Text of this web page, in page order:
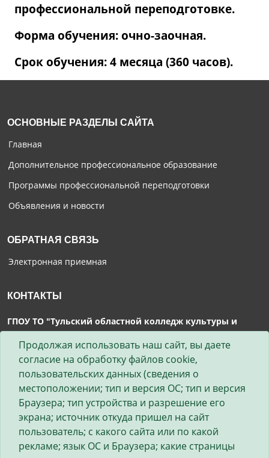
профессиональной переподготовке.
Форма обучения: очно-заочная.
Срок обучения: 4 месяца (360 часов).
ОСНОВНЫЕ РАЗДЕЛЫ САЙТА
Главная
Дополнительное профессиональное образование
Программы профессиональной переподготовки
Объявления и новости
ОБРАТНАЯ СВЯЗЬ
Электронная приемная
КОНТАКТЫ
ГПОУ ТО "Тульский областной колледж культуры и
300041 г.Тула, проспект Ленина, 36
Отделение заочного обучения и дополнительного
профессионального образования (кабинет 28)
Заведующая: Пронина Ольга Юрьевна
Телефон: 8 (4872) 26-88-40 доб. 207
Email: toccii@tularegion.org
Продолжая использовать наш сайт, вы даете
согласие на обработку файлов cookie,
пользовательских данных (сведения о
местоположении; тип и версия ОС; тип и версия
Браузера; тип устройства и разрешение его
экрана; источник откуда пришел на сайт
пользователь; с какого сайта или по какой
рекламе; язык ОС и Браузера; какие страницы